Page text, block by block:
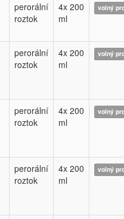
perorální
roztok
4x 200
ml
volný
perorální
roztok
4x 200
ml
volný
perorální
roztok
4x 200
ml
volný
perorální
roztok
4x 200
ml
volný